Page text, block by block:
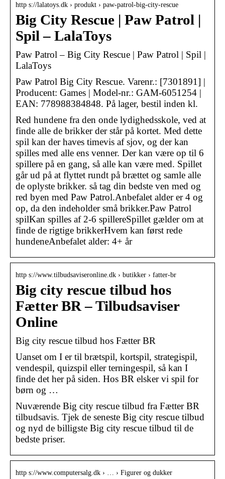
http s://lalatoys.dk › produkt › paw-patrol-big-city-rescue
Big City Rescue | Paw Patrol |
Spil – LalaToys
Paw Patrol – Big City Rescue | Paw Patrol | Spil |
LalaToys
Paw Patrol Big City Rescue. Varenr.: [7301891] |
Producent: Games | Model-nr.: GAM-6051254 |
EAN: 778988384848. På lager, bestil inden kl.
Red hundene fra den onde lydighedsskole, ved at
finde alle de brikker der står på kortet. Med dette
spil kan der haves timevis af sjov, og der kan
spilles med alle ens venner. Der kan være op til 6
spillere på en gang, så alle kan være med. Spillet
går ud på at flyttet rundt på brættet og samle alle
de oplyste brikker. så tag din bedste ven med og
red byen med Paw Patrol.Anbefalet alder er 4 og
op, da den indeholder små brikker.Paw Patrol
spilKan spilles af 2-6 spillereSpillet gælder om at
finde de rigtige brikkerHvem kan først rede
hundeneAnbefalet alder: 4+ år
http s://www.tilbudsaviseronline.dk › butikker › fatter-br
Big city rescue tilbud hos
Fætter BR – Tilbudsaviser
Online
Big city rescue tilbud hos Fætter BR
Uanset om I er til brætspil, kortspil, strategispil,
vendespil, quizspil eller terningespil, så kan I
finde det her på siden. Hos BR elsker vi spil for
børn og …
Nuværende Big city rescue tilbud fra Fætter BR
tilbudsavis. Tjek de seneste Big city rescue tilbud
og nyd de billigste Big city rescue tilbud til de
bedste priser.
http s://www.computersalg.dk › … › Figurer og dukker